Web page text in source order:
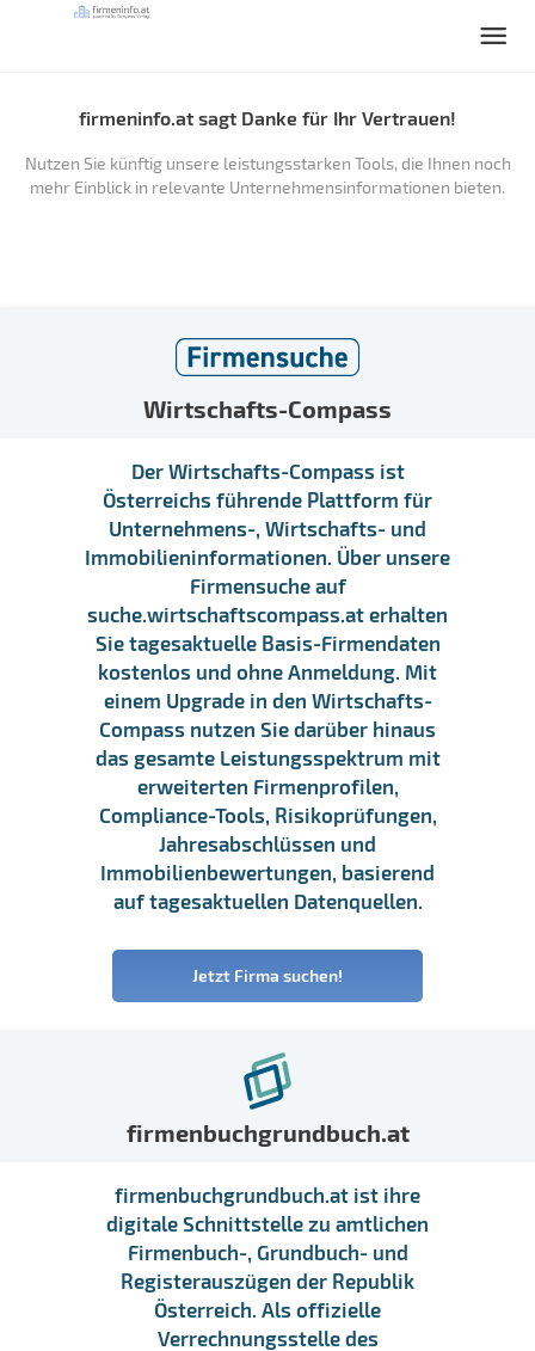
firmeninfo.at sagt Danke für Ihr Vertrauen!
Nutzen Sie künftig unsere leistungsstarken Tools, die Ihnen noch
mehr Einblick in relevante Unternehmensinformationen bieten.
Wirtschafts-Compass
Der Wirtschafts-Compass ist
Österreichs führende Plattform für
Unternehmens-, Wirtschafts- und
Immobilieninformationen. Über unsere
Firmensuche auf
suche.wirtschaftscompass.at erhalten
Sie tagesaktuelle Basis-Firmendaten
kostenlos und ohne Anmeldung. Mit
einem Upgrade in den Wirtschafts-
Compass nutzen Sie darüber hinaus
das gesamte Leistungsspektrum mit
erweiterten Firmenprofilen,
Compliance-Tools, Risikoprüfungen,
Jahresabschlüssen und
Immobilienbewertungen, basierend
auf tagesaktuellen Datenquellen.
Jetzt Firma suchen!
firmenbuchgrundbuch.at
firmenbuchgrundbuch.at ist ihre
digitale Schnittstelle zu amtlichen
Firmenbuch-, Grundbuch- und
Registerauszügen der Republik
Österreich. Als offizielle
Verrechnungsstelle des